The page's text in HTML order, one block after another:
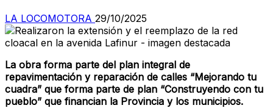
LA LOCOMOTORA 29/10/2025
La obra forma parte del plan integral de
repavimentación y reparación de calles “Mejorando tu
cuadra” que forma parte de plan “Construyendo con tu
pueblo” que financian la Provincia y los municipios.